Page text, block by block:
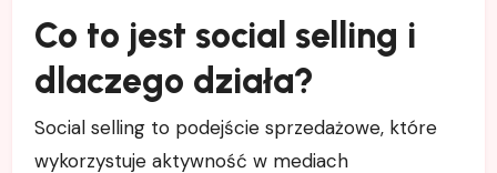
Co to jest social selling i
dlaczego działa?
Social selling to podejście sprzedażowe, które
wykorzystuje aktywność w mediach